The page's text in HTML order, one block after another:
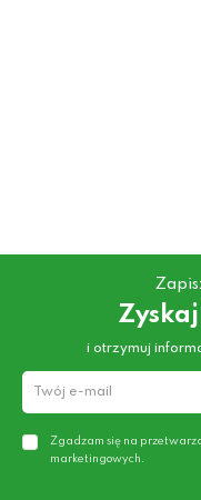
i otrzymuj
Zgadzam się na
marketingowych.